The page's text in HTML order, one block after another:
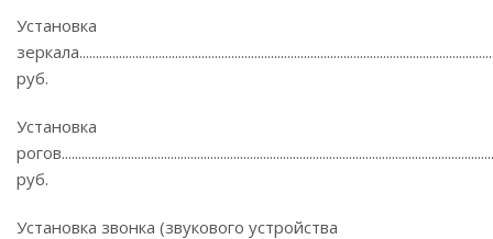
Установка
руб.
Установка
руб.
Установка звонка (звукового устройства